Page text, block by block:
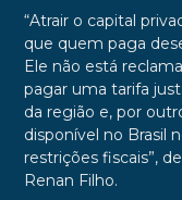
“Atrair o capital
que quem paga
Ele não está
pagar uma tarifa
da região e, por
disponível no Brasil
restrições fiscais”,
Renan Filho.